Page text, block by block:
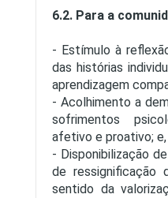
6.2. Para a
- Estímulo à
das histórias
aprendizagem
- Acolhimento a
sofrimentos
afetivo e proativo; e,
- Disponibilização
de ressignificação
sentido da